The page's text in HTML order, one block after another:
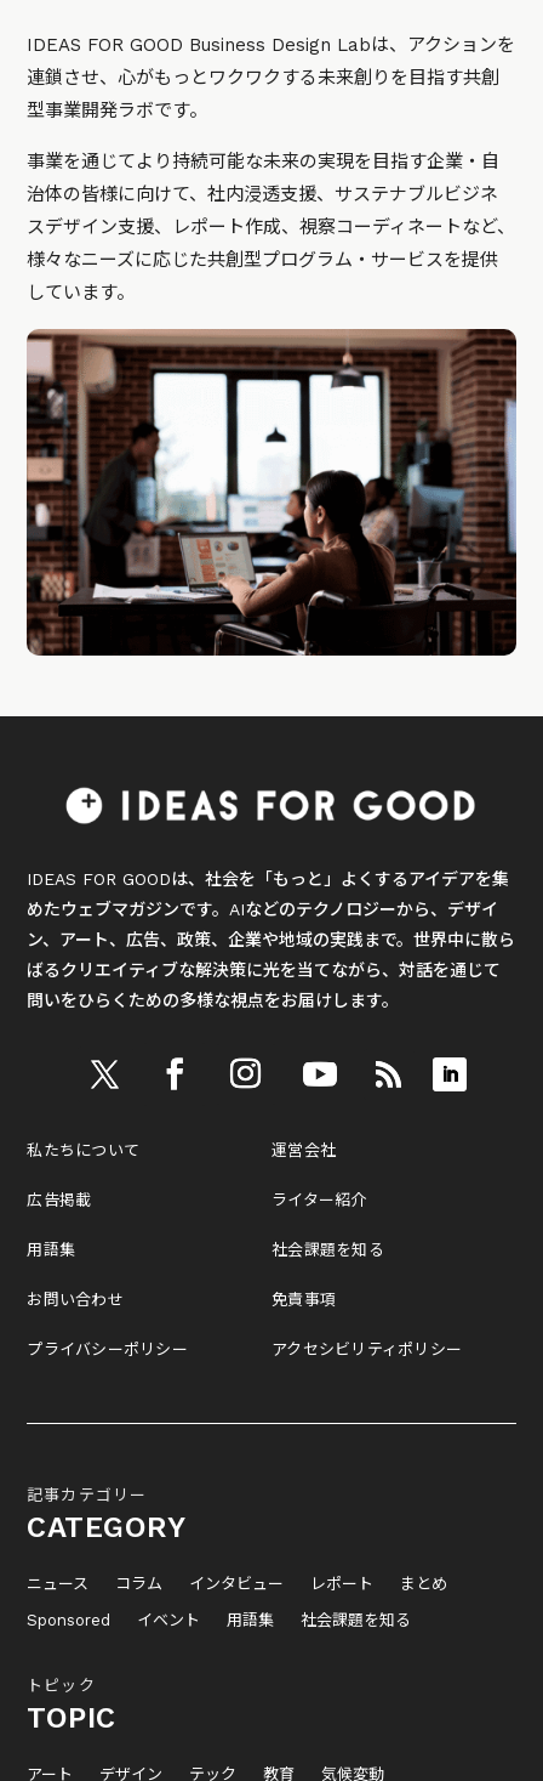
IDEAS FOR GOOD Business Design Labは、アクションを
連鎖させ、心がもっとワクワクする未来創りを目指す共創
型事業開発ラボです。
事業を通じてより持続可能な未来の実現を目指す企業・自
治体の皆様に向けて、社内浸透支援、サステナブルビジネ
スデザイン支援、レポート作成、視察コーディネートなど、
様々なニーズに応じた共創型プログラム・サービスを提供
しています。
IDEAS FOR GOODは、社会を「もっと」よくするアイデアを集
めたウェブマガジンです。AIなどのテクノロジーから、デザイ
ン、アート、広告、政策、企業や地域の実践まで。世界中に散ら
ばるクリエイティブな解決策に光を当てながら、対話を通じて
問いをひらくための多様な視点をお届けします。
私たちについて
広告掲載
用語集
お問い合わせ
プライバシーポリシー
運営会社
ライター紹介
社会課題を知る
免責事項
アクセシビリティポリシー
記事カテゴリー
CATEGORY
ニュース コラム インタビュー レポート
まとめ
Sponsored
イベント 用語集 社会課題を知る
トピック
TOPIC
アート デザイン テック 教育 気候変動